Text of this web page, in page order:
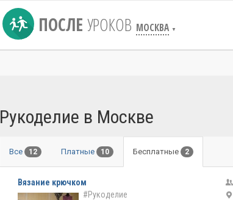
ПОСЛЕ УРОКОВ МОСКВА ▼
Рукоделие в Москве
Все 12 Платные 10 Бесплатные 2
Вязание крючком
#Рукоделие